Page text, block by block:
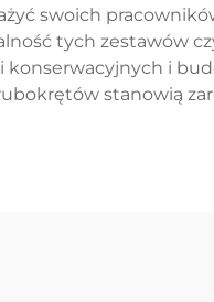
swoich
tych zestawów
konserwacyjnych i
stanowią